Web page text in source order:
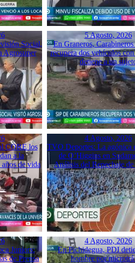
Social,
Agrosuper
5 Agosto, 2026
En Graneros,
recupera dos vehículos
detiene a un
CORE los
a la
de vida
4 Agosto, 2026
TVO Deportes: La agónica
de O’Higgins en
Análisis del Repechaje de
Juniors:
de Prensa
4 Agosto, 2026
En Pichidegua, PDI
hombre por